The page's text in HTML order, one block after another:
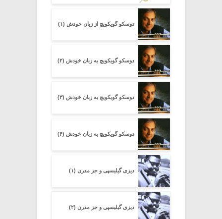
دوسکو گویکویچ از زبان خودش (۱)
دوسکو گویکویچ به زبان خودش (۲)
دوسکو گویکویچ به زبان خودش (۳)
دوسکو گویکویچ به زبان خودش (۴)
دیزی گیلیسپی و جز مدرن (۱)
دیزی گیلیسپی و جز مدرن (۲)